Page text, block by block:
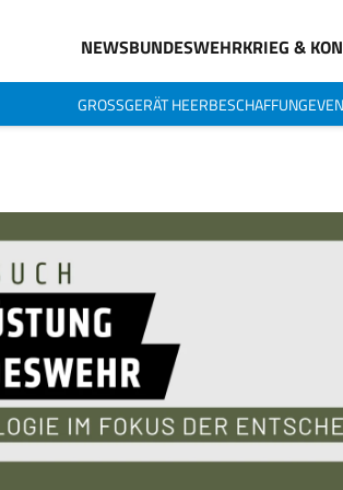
NEWSBUNDESWEHRKRIEG &
GROSSGERÄT HEERBESCHAFFUNG